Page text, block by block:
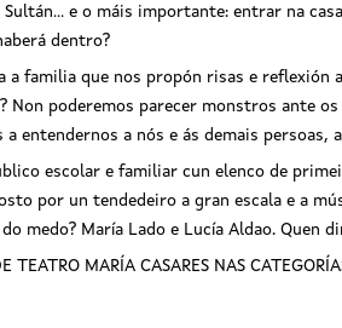
e o máis importante: entrar na
dentro?
familia que nos propón risas e reflexión
Non poderemos parecer monstros ante
entendernos a nós e ás demais persoas,
escolar e familiar cun elenco de
por un tendedeiro a gran escala e a
medo? María Lado e Lucía Aldao.
TEATRO MARÍA CASARES NAS